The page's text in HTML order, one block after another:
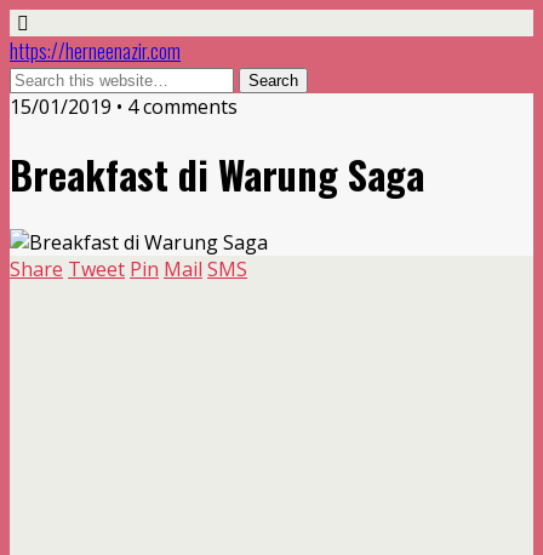
https://herneenazir.com
15/01/2019 • 4 comments
Breakfast di Warung Saga
Share Tweet Pin Mail SMS